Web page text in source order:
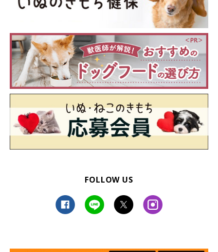
FOLLOW US